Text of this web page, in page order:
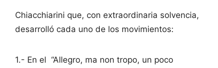
Chiacchiarini que, con extraordinaria solvencia,
desarrolló cada uno de los movimientos:
1.- En el “Allegro, ma non tropo, un poco